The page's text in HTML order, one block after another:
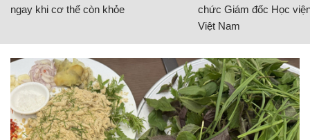
ngay khi cơ thể còn khỏe
chức Giám đốc Học
Việt Nam